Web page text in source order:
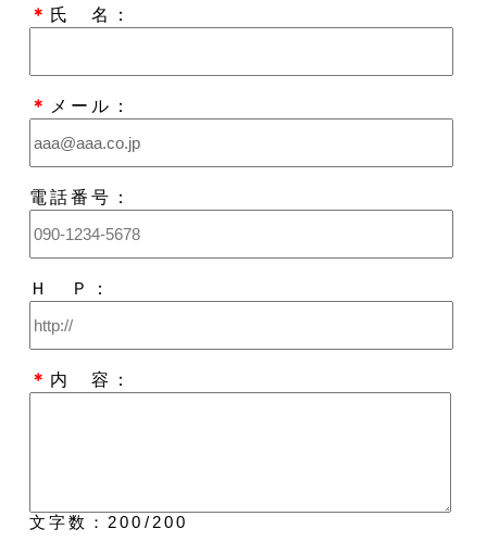
＊ 氏 名：
＊ メール：
電話番号：
Ｈ Ｐ：
＊ 内 容：
文字数： 200 /200